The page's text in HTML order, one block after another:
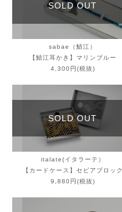
SOLD OUT
sabae（鯖江）
【鯖江耳かき】マリンブルー
4,300円(税抜)
SOLD OUT
italate(イタラーテ）
【カードケース】セピアブロック
9,880円(税抜)